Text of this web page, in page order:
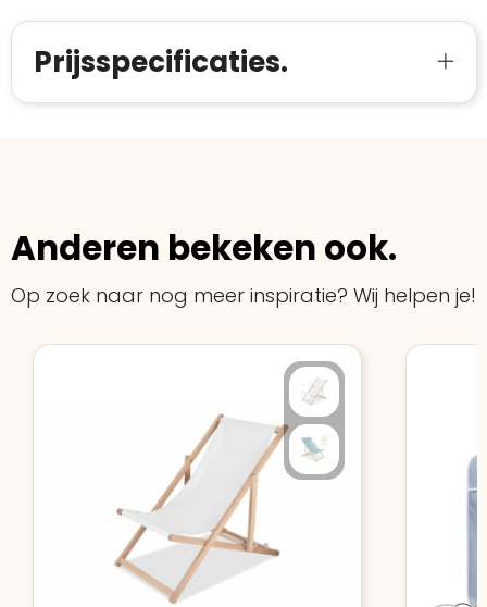
Prijsspecificaties.
Anderen bekeken ook.
Op zoek naar nog meer inspiratie? Wij helpen je!
Aantal werknemers: 1-10
Trustindex-certificaat
2026-04-22
Bouwt u vertrouwen op en verhoogt u uw
Meer informatie »